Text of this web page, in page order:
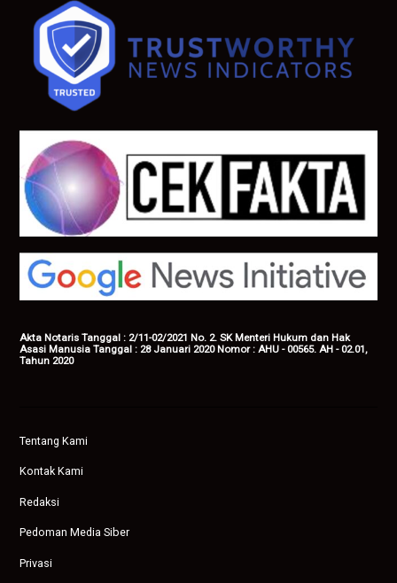
Akta Notaris Tanggal : 2/11-02/2021 No. 2. SK Menteri Hukum dan Hak
Asasi Manusia Tanggal : 28 Januari 2020 Nomor : AHU - 00565. AH - 02.01,
Tahun 2020
Tentang Kami
Kontak Kami
Redaksi
Pedoman Media Siber
Privasi